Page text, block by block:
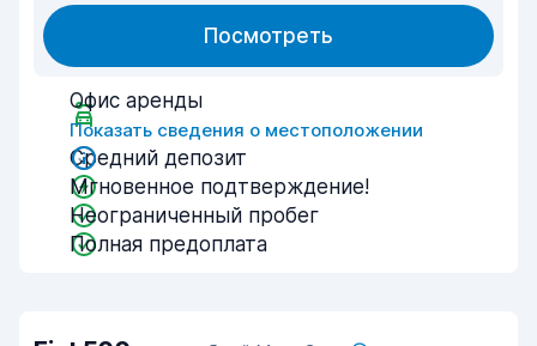
Посмотреть
Офис аренды
Показать сведения о местоположении
Средний депозит
Мгновенное подтверждение!
Неограниченный пробег
Полная предоплата